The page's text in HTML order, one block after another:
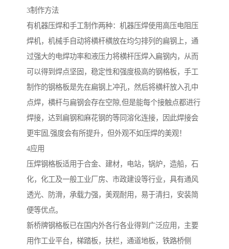
3制作方法
有机器压焊和手工制作两种：机器压焊使用高压电阻压
焊机，机械手自动将横杆横放在均匀排列的扁钢上，通
过强大的电焊功率和液压力将横杆压焊入扁钢内，从而
可以得到焊点坚固，稳定性和强度极高的钢格板，手工
制作的钢格板是先在扁钢上冲孔，然后将横杆放入孔中
点焊，横杆与扁钢会存在空隙,但是能每个接触点都进行
焊接，达到扁钢和麻花钢的等同溶化连接，因此焊接会
更牢固,强度会有所提升，但外观不如压焊的美观！
4应用
压焊钢格板适用于合金、建材，电站，锅炉，造船，石
化，化工及一般工业厂房、市政建设等行业，具有通风
透光、防滑，承载力强，美观耐用，易于清扫，安装简
便等优点。
新桥牌钢格板已在国内外各行各业得到广泛应用，主要
用作工业平台，梯踏板，扶栏，通道地板，铁路桥侧